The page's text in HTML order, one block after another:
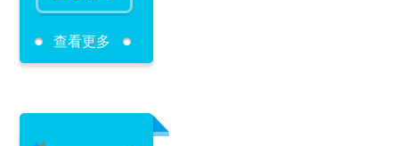
查看更多